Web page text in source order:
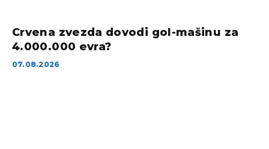
Crvena zvezda dovodi gol-mašinu za
4.000.000 evra?
07.08.2026